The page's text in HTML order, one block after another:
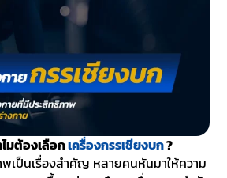
มต้องเลือกเครื่องกรรเชียงบก?
เป็นเรื่องสำคัญ หลายคนหันมาให้ความ